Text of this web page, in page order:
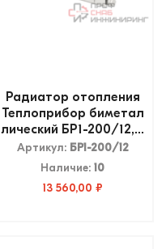
Радиатор отопления
Теплоприбор биметал
лический БР1-200/12,...
Артикул: БР1-200/12
Наличие: 10
13 560,00 ₽